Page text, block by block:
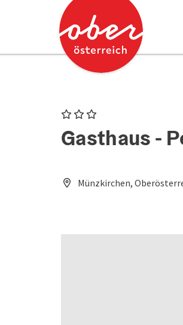
Zum Inhalt
Zum Seitenanfang Accesskey
3 Sterne
Gasthaus -
Münzkirchen,